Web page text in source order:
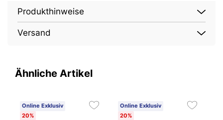
Produkthinweise
Versand
Ähnliche Artikel
Online Exklusiv
20%
Online Exklusiv
20%